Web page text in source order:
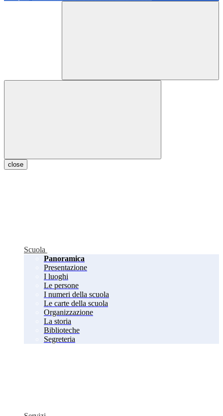
close
Scuola
Panoramica
Presentazione
I luoghi
Le persone
I numeri della scuola
Le carte della scuola
Organizzazione
La storia
Biblioteche
Segreteria